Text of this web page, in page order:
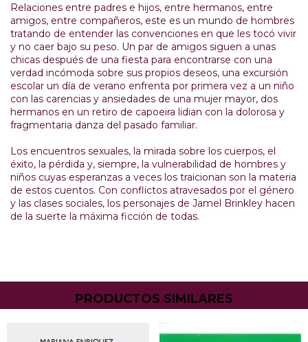
Relaciones entre padres e hijos, entre hermanos, entre
amigos, entre compañeros, este es un mundo de hombres
tratando de entender las convenciones en que les tocó vivir
y no caer bajo su peso. Un par de amigos siguen a unas
chicas después de una fiesta para encontrarse con una
verdad incómoda sobre sus propios deseos, una excursión
escolar un día de verano enfrenta por primera vez a un niño
con las carencias y ansiedades de una mujer mayor, dos
hermanos en un retiro de capoeira lidian con la dolorosa y
fragmentaria danza del pasado familiar.
Los encuentros sexuales, la mirada sobre los cuerpos, el
éxito, la pérdida y, siempre, la vulnerabilidad de hombres y
niños cuyas esperanzas a veces los traicionan son la materia
de estos cuentos. Con conflictos atravesados por el género
y las clases sociales, los personajes de Jamel Brinkley hacen
de la suerte la máxima ficción de todas.
PRODUCTOS SIMILARES